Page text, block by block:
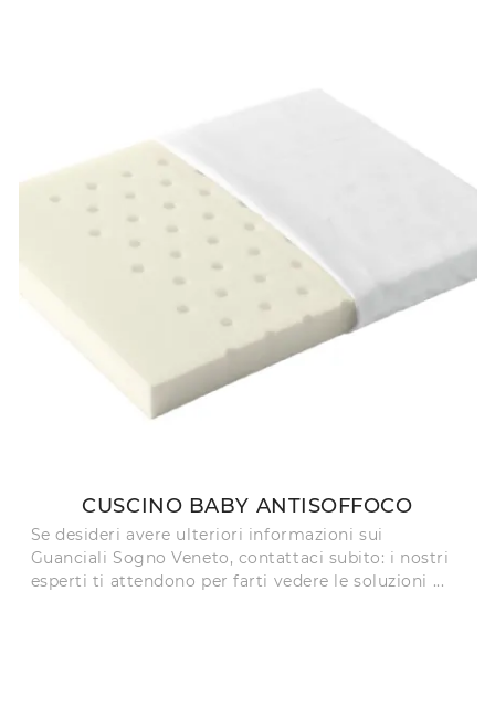
CUSCINO BABY ANTISOFFOCO
Se desideri avere ulteriori informazioni sui
Guanciali Sogno Veneto, contattaci subito: i nostri
esperti ti attendono per farti vedere le soluzioni ...